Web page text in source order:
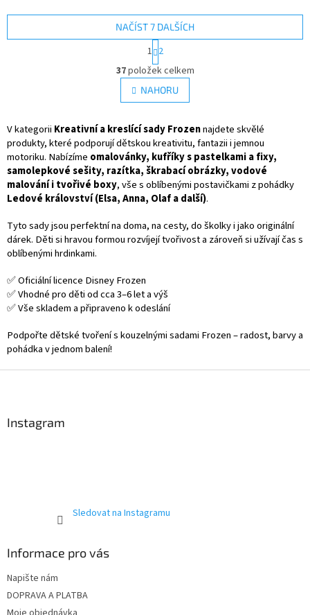
třpytkami – přesně jako pravá
princezna Elsa! ✨ Více produktů
s motivem 👉 FROZEN
O
v
l
á
a
c
í
p
r
v
y
v
ý
s
u
NAČÍST 7 DALŠÍCH
S
t
r
á
n
k
v
á
n
í
1 2
37položek celkem
NAHORU
V kategorii Kreativní a kreslící sady Frozennajdete skvělé
produkty, které podporují dětskou kreativitu, fantazii i jemnou
motoriku. Nabízíme omalovánky, kufříky s pastelkami a fixy,
samolepkové sešity, razítka, škrabací obrázky, vodové
malování i tvořivé boxy, vše s oblíbenými postavičkami z pohádky
Ledové království (Elsa, Anna, Olaf a další).
Tyto sady jsou perfektní na doma, na cesty, do školky i jako originální
dárek. Děti si hravou formou rozvíjejí tvořivost a zároveň si užívají čas s
oblíbenými hrdinkami.
✅ Oficiální licence Disney Frozen
✅ Vhodné pro děti od cca 3–6 let a výš
✅ Vše skladem a připraveno k odeslání
Podpořte dětské tvoření s kouzelnými sadami Frozen – radost, barvy a
pohádka v jednom balení!
Instagram
Sledovat na Instagramu
Informace pro vás
Napište nám
DOPRAVA A PLATBA